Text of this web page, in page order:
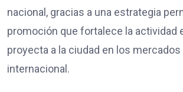
nacional, gracias a una estrategia
promoción que fortalece la actividad
proyecta a la ciudad en los mercados
internacional.